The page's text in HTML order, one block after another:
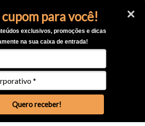
para você!
exclusivos, promoções e dicas
na sua caixa de entrada!
Quero receber!